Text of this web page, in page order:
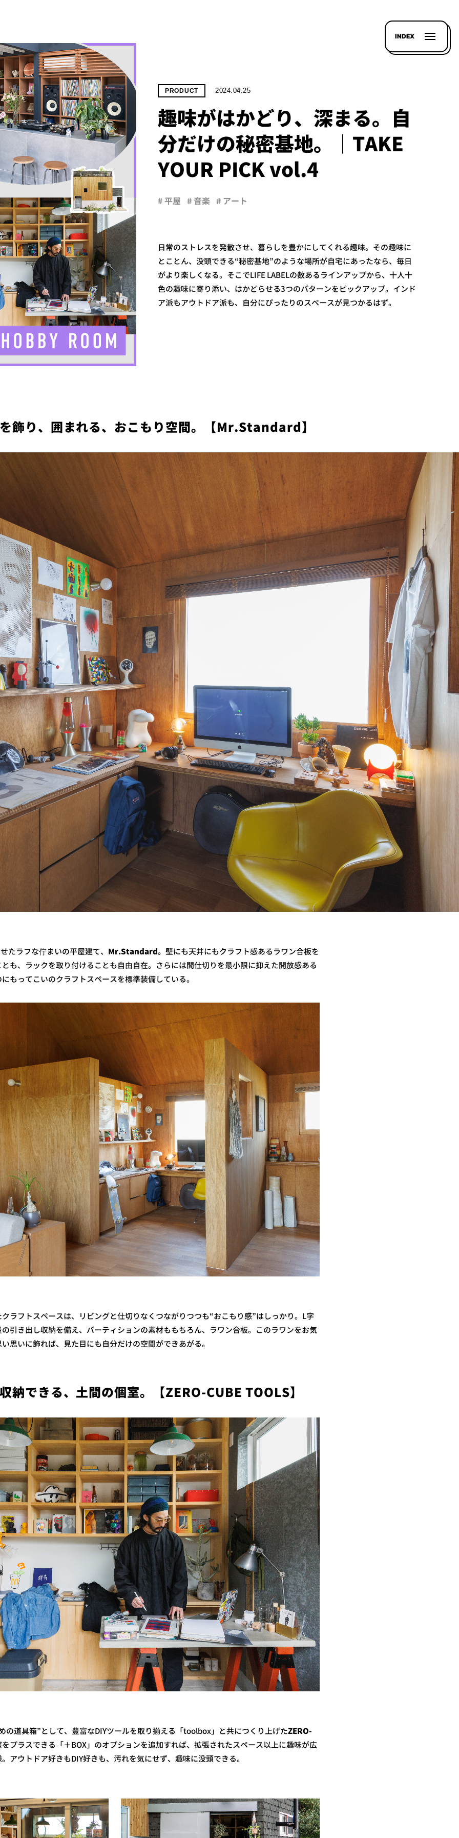
INDEX
PRODUCT 2024.04.25
趣味がはかどり、深まる。自
分だけの秘密基地。｜TAKE
YOUR PICK vol.4
# 平屋 # 音楽 # アート
日常のストレスを発散させ、暮らしを豊かにしてくれる趣味。その趣味に
とことん、没頭できる“秘密基地”のような場所が自宅にあったなら、毎日
がより楽しくなる。そこでLIFE LABELの数あるラインアップから、十人十
色の趣味に寄り添い、はかどらせる3つのパターンをピックアップ。インド
ア派もアウトドア派も、自分にぴったりのスペースが見つかるはず。
飾り、囲まれる、おこもり空間。【Mr.Standard】
たラフな佇まいの平屋建て、 Mr.Standard。壁にも天井にもクラフト感あるラワン合板を
も、ラックを取り付けることも自由自在。さらには間仕切りを最小限に抑えた開放感ある
もってこいのクラフトスペースを標準装備している。
ラフトスペースは、リビングと仕切りなくつながりつつも“おこもり感”はしっかり。L字
引き出し収納を備え、パーティションの素材ももちろん、ラワン合板。このラワンをお気
思いに飾れば、見た目にも自分だけの空間ができあがる。
納できる、土間の個室。【ZERO-CUBE TOOLS】
の道具箱”として、豊富なDIYツールを取り揃える「toolbox」と共につくり上げたZERO-
プラスできる「＋BOX」のオプションを追加すれば、拡張されたスペース以上に趣味が広
アウトドア好きもDIY好きも、汚れを気にせず、趣味に没頭できる。